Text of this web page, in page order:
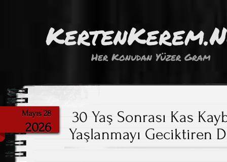
Her Konudan Yüzer Gram
Mayıs 28
2026
30 Yaş Sonrası Kas
Yaşlanmayı Geciktiren